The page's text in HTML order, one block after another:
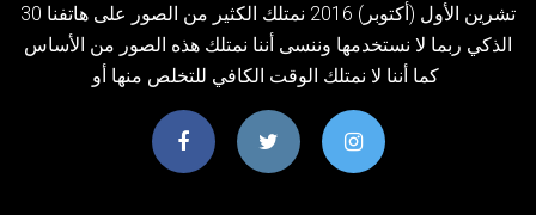
30 تشرين الأول (أكتوبر) 2016 نمتلك الكثير من الصور على هاتفنا
الذكي ربما لا نستخدمها وننسى أننا نمتلك هذه الصور من الأساس